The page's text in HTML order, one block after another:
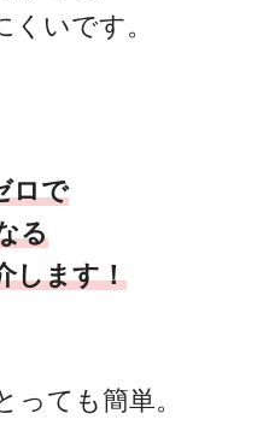
いです。
ロで
る
します！
っても簡単。